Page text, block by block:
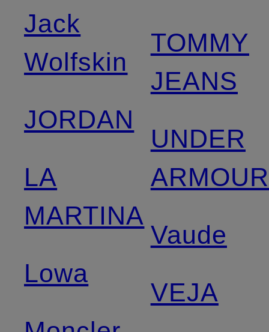
Jack
Wolfskin
JORDAN
LA
MARTINA
Lowa
TOMMY
JEANS
UNDER
ARMOUR
Vaude
VEJA